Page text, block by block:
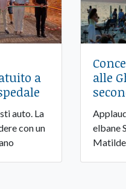
a
auto. La
con un
alle
elbane
Matilde